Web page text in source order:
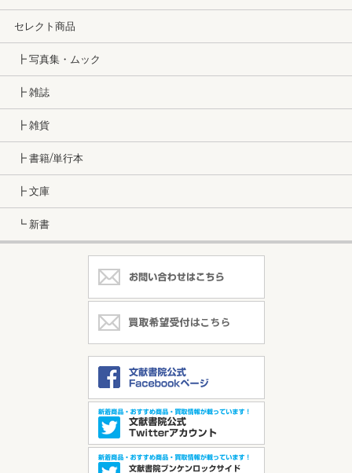
セレクト商品
┣ 写真集・ムック
┣ 雑誌
┣ 雑貨
┣ 書籍/単行本
┣ 文庫
┗ 新書